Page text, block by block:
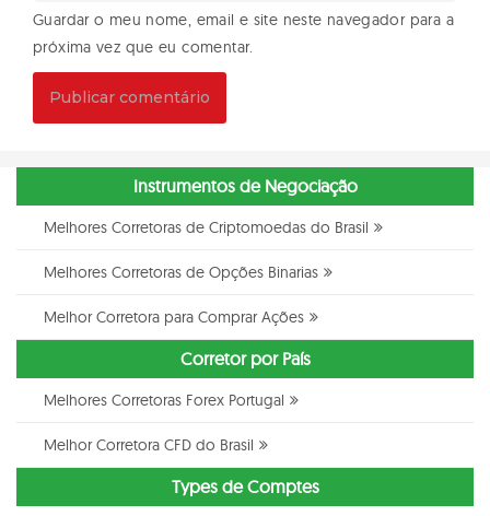
Guardar o meu nome, email e site neste navegador para a
próxima vez que eu comentar.
Instrumentos de Negociação
Melhores Corretoras de Criptomoedas do Brasil
Melhores Corretoras de Opções Binarias
Melhor Corretora para Comprar Ações
Corretor por País
Melhores Corretoras Forex Portugal
Melhor Corretora CFD do Brasil
Types de Comptes